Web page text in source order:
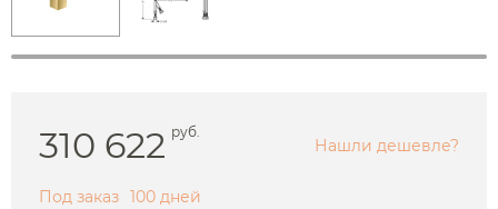
310 622 руб.
Нашли дешевле?
Под заказ 100 дней